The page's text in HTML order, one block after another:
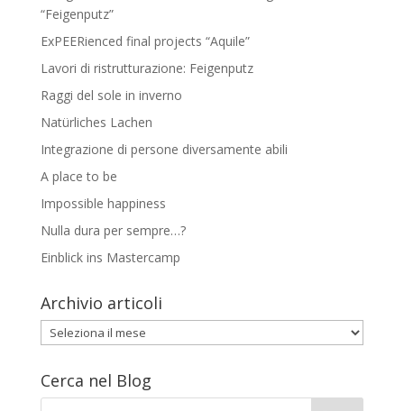
“Feigenputz”
ExPEERienced final projects “Aquile”
Lavori di ristrutturazione: Feigenputz
Raggi del sole in inverno
Natürliches Lachen
Integrazione di persone diversamente abili
A place to be
Impossible happiness
Nulla dura per sempre…?
Einblick ins Mastercamp
Archivio articoli
Archivio
articoli
Cerca nel Blog